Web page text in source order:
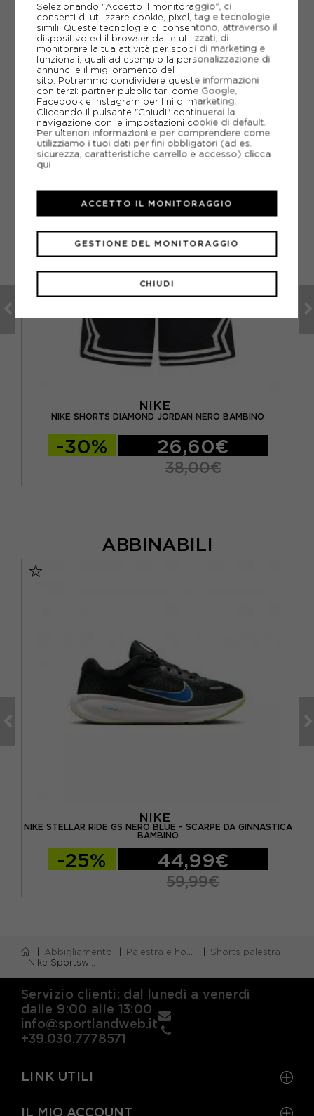
PIÙ INFORMAZIONI
SCHEDA TECNICA
GUIDA ALLE TAGLIE
CONSIGLIATI DA NOI
NIKE
NIKE SHORTS DIAMOND JORDAN NERO BAMBINO
-30% 26,60€
38,00€
ABBINABILI
NIKE
NIKE STELLAR RIDE GS NERO BLUE - SCARPE DA GINNASTICA
BAMBINO
-25% 44,99€
59,99€
Abbigliamento Palestra e home gym
Shorts palestra
Nike Sportswear Shorts Sportivi Logo Piccolo Nero Bambina
Servizio clienti: dal lunedì a venerdì
dalle 9:00 alle 13:00
info@sportlandweb.it
+39.030.7778571
LINK UTILI
IL MIO ACCOUNT
Selezionando "Accetto il monitoraggio", ci
consenti di utilizzare cookie, pixel, tag e tecnologie
simili. Queste tecnologie ci consentono, attraverso il
dispositivo ed il browser da te utilizzati, di
monitorare la tua attività per scopi di marketing e
funzionali, quali ad esempio la personalizzazione di
annunci e il miglioramento del
sito. Potremmo condividere queste informazioni
con terzi: partner pubblicitari come Google,
Facebook e Instagram per fini di marketing.
Cliccando il pulsante "Chiudi" continuerai la
navigazione con le impostazioni cookie di default.
Per ulteriori informazioni e per comprendere come
utilizziamo i tuoi dati per fini obbligatori (ad es.
sicurezza, caratteristiche carrello e accesso) clicca
qui
CHIUDI
GESTIONE DEL MONITORAGGIO
ACCETTO IL MONITORAGGIO